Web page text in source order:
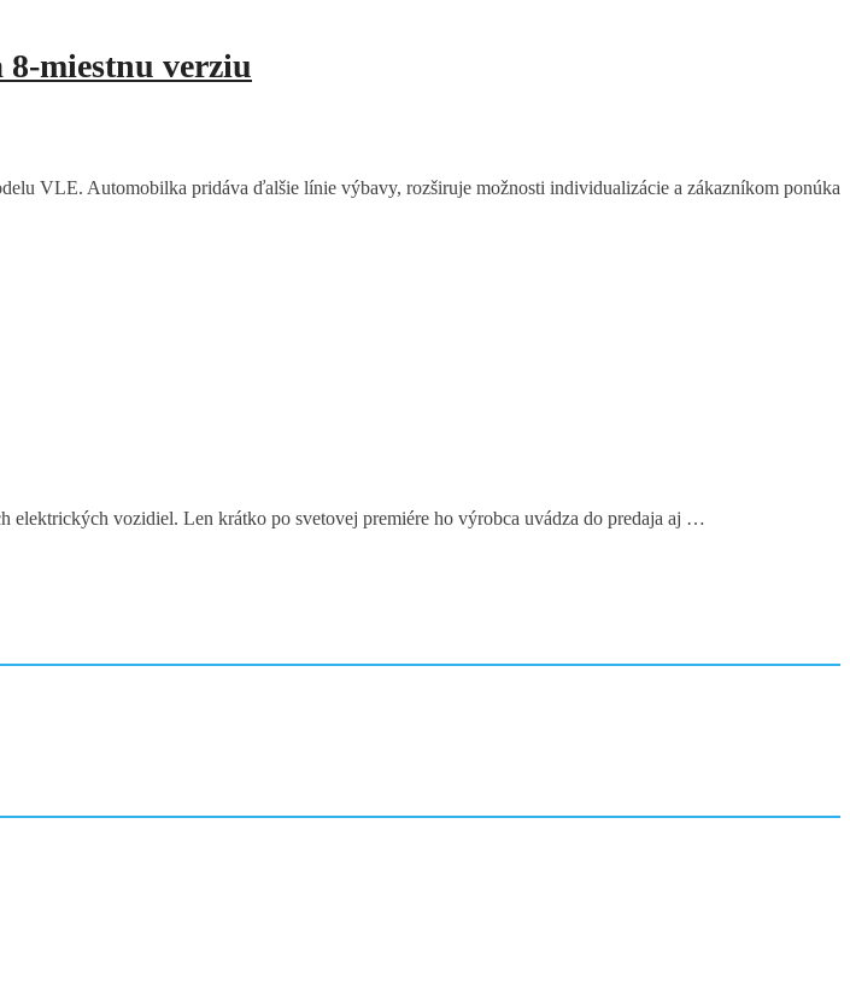
miestnu verziu
VLE. Automobilka pridáva ďalšie línie výbavy, rozširuje možnosti individualizácie a zákazníkom ponúka
vozidiel. Len krátko po svetovej premiére ho výrobca uvádza do predaja aj …